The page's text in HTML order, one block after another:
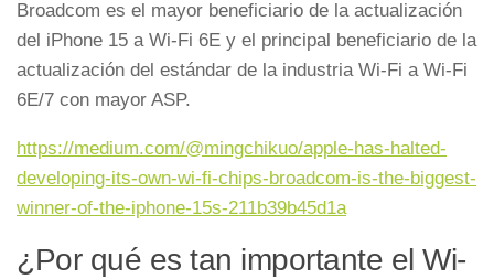
Broadcom es el mayor beneficiario de la actualización
del iPhone 15 a Wi-Fi 6E y el principal beneficiario de la
actualización del estándar de la industria Wi-Fi a Wi-Fi
6E/7 con mayor ASP.
https://medium.com/@mingchikuo/apple-has-halted-
developing-its-own-wi-fi-chips-broadcom-is-the-biggest-
winner-of-the-iphone-15s-211b39b45d1a
¿Por qué es tan importante el Wi-